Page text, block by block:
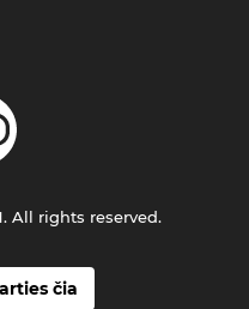
čia
All rights reserved.